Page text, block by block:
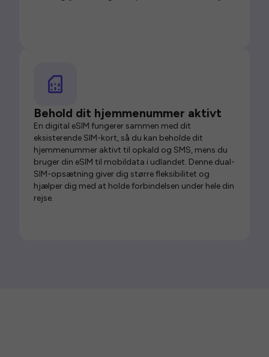
Behold dit hjemmenummer aktivt
En digital eSIM fungerer sammen med dit
eksisterende SIM-kort, så du kan beholde dit
hjemmenummer aktivt til opkald og SMS, mens du
bruger din eSIM til mobildata i udlandet. Denne dual-
SIM-opsætning giver dig større fleksibilitet og
hjælper dig med at holde forbindelsen under hele din
rejse.